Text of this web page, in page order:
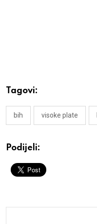
Tagovi:
bih visoke plate
Podijeli: